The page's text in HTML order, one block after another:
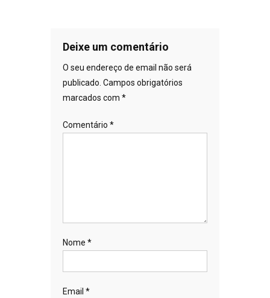
Deixe um comentário
O seu endereço de email não será
publicado. Campos obrigatórios
marcados com *
Comentário *
Nome *
Email *